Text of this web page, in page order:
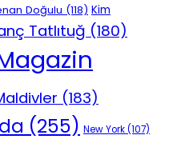
Doğulu (118) Kim
Tatlıtuğ (180)
(183)
(255) New York(107)